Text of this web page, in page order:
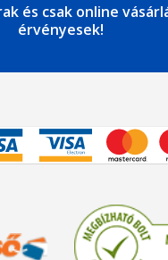
és csak online
érvényesek!